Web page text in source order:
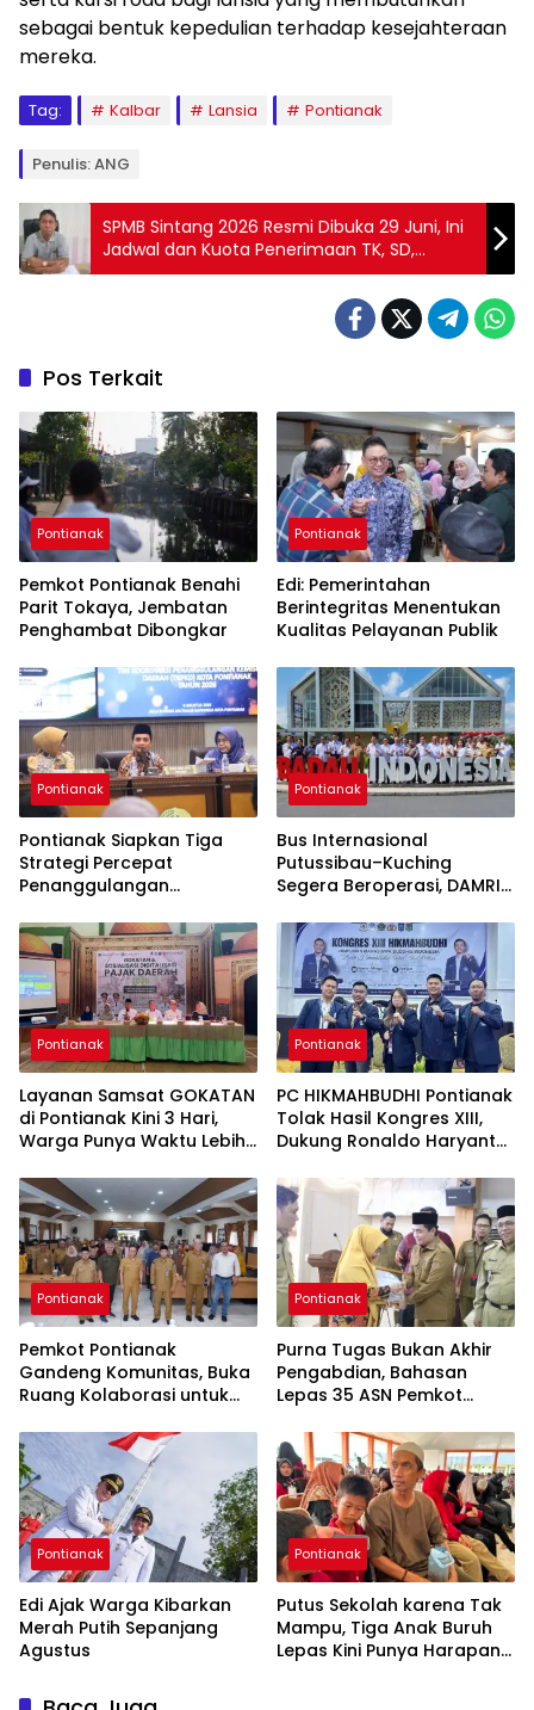
sebagai bentuk kepedulian terhadap kesejahteraan
mereka.
Tag: Kalbar Lansia Pontianak
Penulis: ANG
SPMB Sintang 2026 Resmi Dibuka 29 Juni, Ini
Jadwal dan Kuota Penerimaan TK, SD,
hingga SMP
Pos Terkait
Pontianak
Pemkot Pontianak Benahi
Parit Tokaya, Jembatan
Penghambat Dibongkar
Pontianak
Edi: Pemerintahan
Berintegritas Menentukan
Kualitas Pelayanan Publik
Pontianak
Pontianak Siapkan Tiga
Strategi Percepat
Penanggulangan
Pontianak
Bus Internasional
Putussibau–Kuching
Segera Beroperasi, DAMRI
Sarawak
Pontianak
Layanan Samsat GOKATAN
di Pontianak Kini 3 Hari,
Warga Punya Waktu Lebih
Pontianak
PC HIKMAHBUDHI Pontianak
Tolak Hasil Kongres XIII,
Dukung Ronaldo Haryanto
Pontianak
Pemkot Pontianak
Gandeng Komunitas, Buka
Ruang Kolaborasi untuk
Pontianak
Purna Tugas Bukan Akhir
Pengabdian, Bahasan
Lepas 35 ASN Pemkot
Pontianak
Edi Ajak Warga Kibarkan
Merah Putih Sepanjang
Agustus
Pontianak
Putus Sekolah karena Tak
Mampu, Tiga Anak Buruh
Lepas Kini Punya Harapan